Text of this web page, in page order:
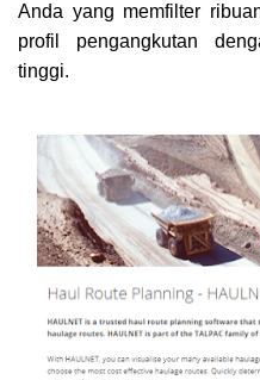
Anda yang memfilter
profil pengangkutan
tinggi.